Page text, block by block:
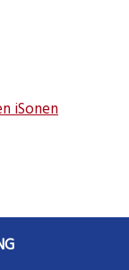
iSonen